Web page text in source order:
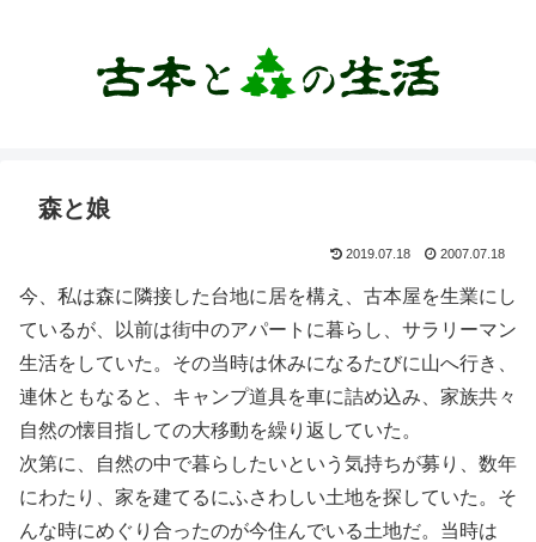
森と娘
2019.07.18 2007.07.18
今、私は森に隣接した台地に居を構え、古本屋を生業にし
ているが、以前は街中のアパートに暮らし、サラリーマン
生活をしていた。その当時は休みになるたびに山へ行き、
連休ともなると、キャンプ道具を車に詰め込み、家族共々
自然の懐目指しての大移動を繰り返していた。
次第に、自然の中で暮らしたいという気持ちが募り、数年
にわたり、家を建てるにふさわしい土地を探していた。そ
んな時にめぐり合ったのが今住んでいる土地だ。当時は